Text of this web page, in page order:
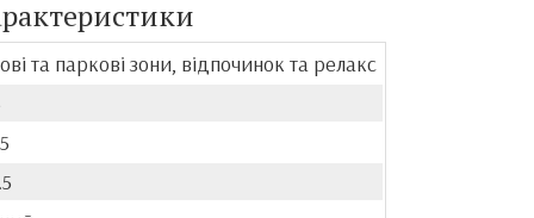
та паркові зони, відпочинок та релакс